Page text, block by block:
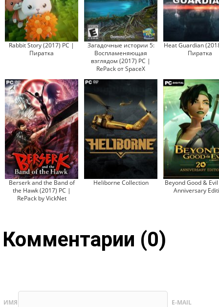
Rabbit Story (2017) PC |
Пиратка
Загадочные истории 5:
Воспламеняющая
взглядом (2017) PC |
RePack от SpaceX
Heat Guardian
Пиратка
Berserk and the Band of
the Hawk (2017) PC |
RePack by VickNet
Heliborne Collection
Beyond Good &
Anniversary
Комментарии (0)
ИМЯ E-MAIL